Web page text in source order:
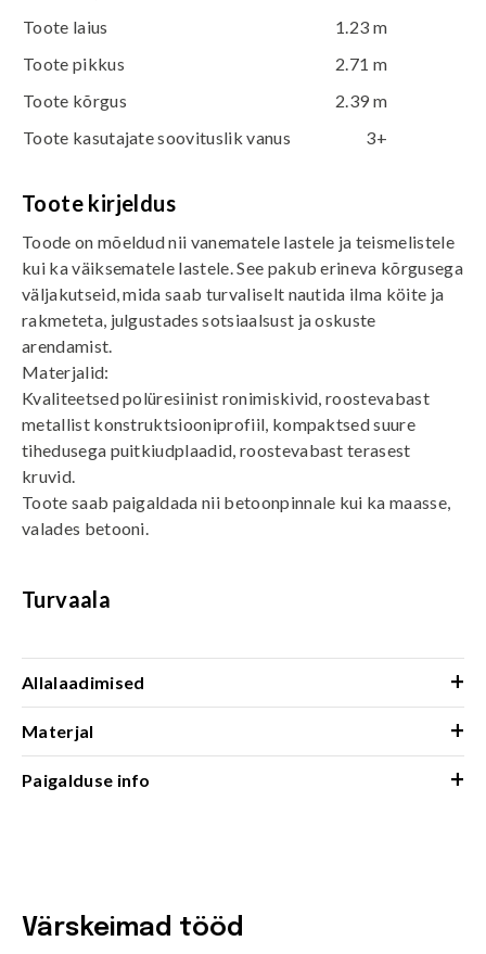
Toote laius
1.23 m
Toote pikkus
2.71 m
Toote kõrgus
2.39 m
Toote kasutajate soovituslik vanus
3+
Toote kirjeldus
Toode on mõeldud nii vanematele lastele ja teismelistele
kui ka väiksematele lastele. See pakub erineva kõrgusega
väljakutseid, mida saab turvaliselt nautida ilma köite ja
rakmeteta, julgustades sotsiaalsust ja oskuste
arendamist.
Materjalid:
Kvaliteetsed polüresiinist ronimiskivid, roostevabast
metallist konstruktsiooniprofiil, kompaktsed suure
tihedusega puitkiudplaadid, roostevabast terasest
kruvid.
Toote saab paigaldada nii betoonpinnale kui ka maasse,
valades betooni.
Turvaala
Allalaadimised +
Materjal +
Paigalduse info +
Värskeimad tööd